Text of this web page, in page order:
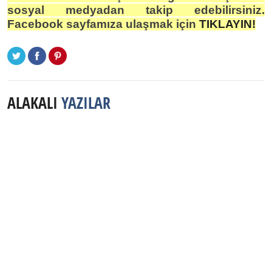
sosyal medyadan takip edebilirsiniz.
Facebook sayfamıza ulaşmak için TIKLAYIN!
ALAKALI YAZILAR